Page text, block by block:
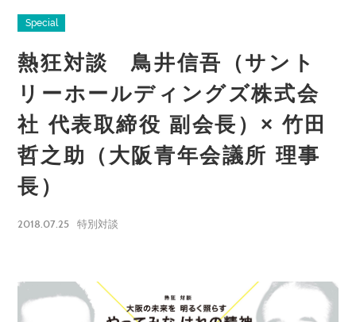
Special
熱狂対談 鳥井信吾（サント
リーホールディングズ株式会
社 代表取締役 副会長）× 竹田
哲之助（大阪青年会議所 理事
長）
2018.07.25 特別対談